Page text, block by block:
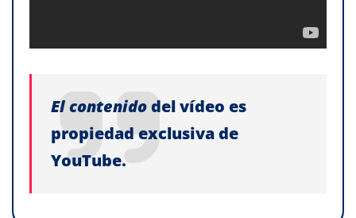
El contenidodel vídeo es
propiedad exclusiva de
YouTube.